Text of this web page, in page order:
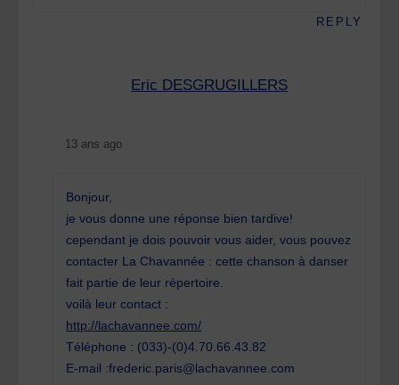
REPLY
Eric DESGRUGILLERS
13 ans ago
Bonjour,
je vous donne une réponse bien tardive!
cependant je dois pouvoir vous aider, vous pouvez
contacter La Chavannée : cette chanson à danser
fait partie de leur répertoire.
voilà leur contact :
http://lachavannee.com/
Téléphone : (033)-(0)4.70.66.43.82
E-mail :frederic.paris@lachavannee.com